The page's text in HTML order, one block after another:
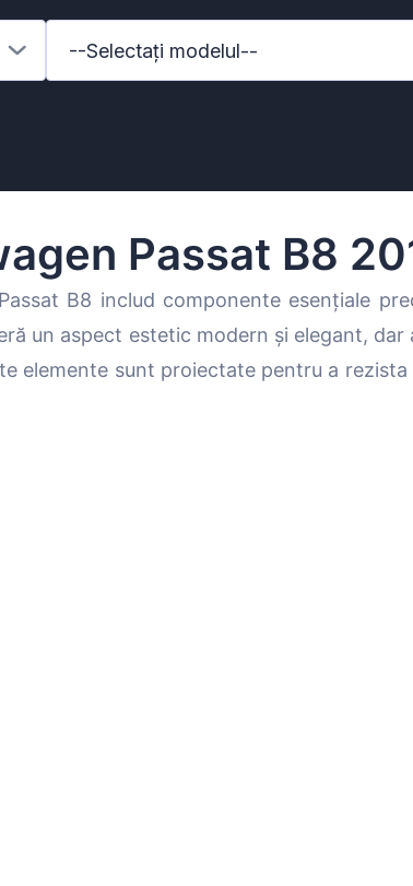
--Selectați modelul--
Passat B8
B8 includ componente esențiale
un aspect estetic modern și elegant,
elemente sunt proiectate pentru a